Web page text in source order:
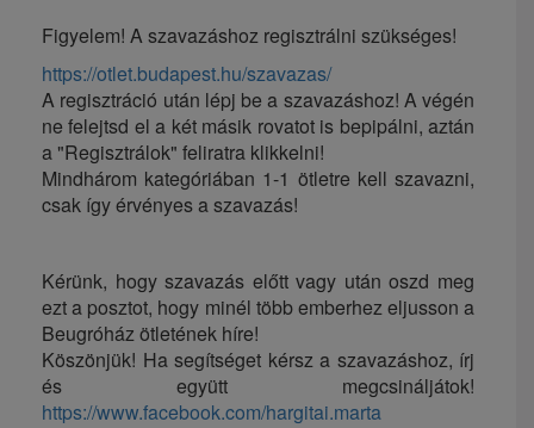
Figyelem! A szavazáshoz regisztrálni szükséges!
https://otlet.budapest.hu/szavazas/
A regisztráció után lépj be a szavazáshoz! A végén
ne felejtsd el a két másik rovatot is bepipálni, aztán
a "Regisztrálok" feliratra klikkelni!
Mindhárom kategóriában 1-1 ötletre kell szavazni,
csak így érvényes a szavazás!
Kérünk, hogy szavazás előtt vagy után oszd meg
ezt a posztot, hogy minél több emberhez eljusson a
Beugróház ötletének híre!
Köszönjük! Ha segítséget kérsz a szavazáshoz, írj
és együtt megcsináljátok!
https://www.facebook.com/hargitai.marta